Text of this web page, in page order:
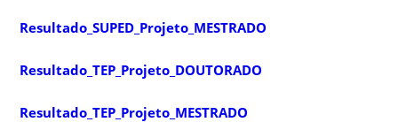
Resultado_SUPED_Projeto_MESTRADO
Resultado_TEP_Projeto_DOUTORADO
Resultado_TEP_Projeto_MESTRADO